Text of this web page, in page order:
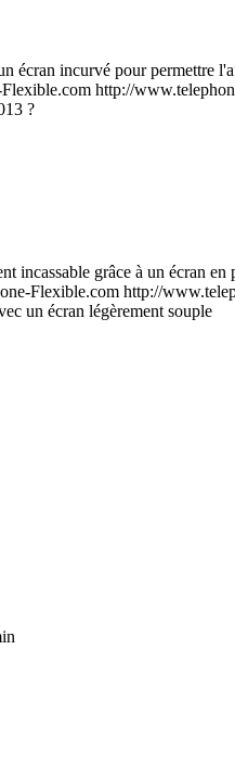
écran incurvé pour permettre
http://
?
grâce à un écran en
Flexible.com http://
un écran légèrement souple